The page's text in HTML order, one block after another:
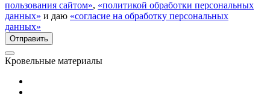
пользования сайтом», «политикой обработки персональных
данных» и даю «согласие на обработку персональных
данных»
Кровельные материалы